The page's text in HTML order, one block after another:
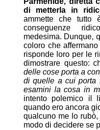
di metterla in
ammette che tutto
conseguenze
medesima. Dunque,
coloro che
risponde loro per le
dimostrare questo:
delle cose porta a
di quelle a cui porta
esamini la cosa in
intento polemico il
quando ero ancora
qualcuno me lo
modo di decidere se